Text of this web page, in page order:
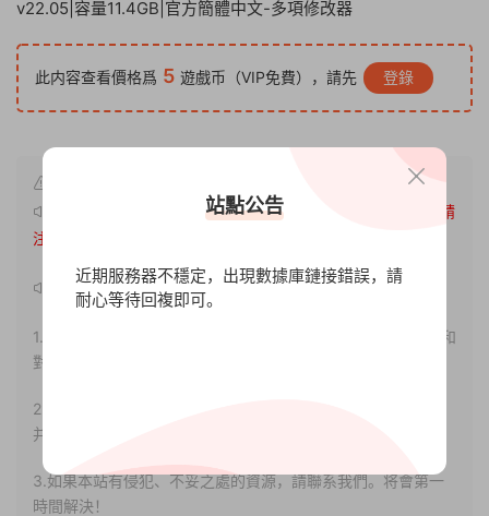
v22.05|容量11.4GB|官方簡體中文-多項修改器
此内容查看價格爲 5 遊戲币（VIP免費），請先 登錄
http://www.xdgameo.com/7229.html
，轉載請
注明出處。
聲明：
1.本站部分内容轉載自其它媒體，但并不代表本站贊同其觀點和
對其真實性負責。
2.若您需要商業運營或用于其他商業活動，請您購買正版授權
并合法使用。
3.如果本站有侵犯、不妥之處的資源，請聯系我們。将會第一
時間解決！
站點公告
近期服務器不穩定，出現數據庫鏈接錯誤，請
耐心等待回複即可。